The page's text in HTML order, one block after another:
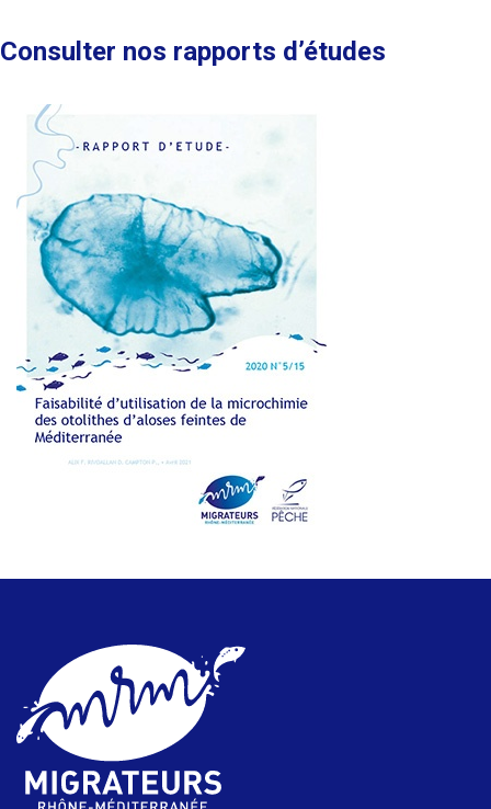
Consulter nos rapports d’études